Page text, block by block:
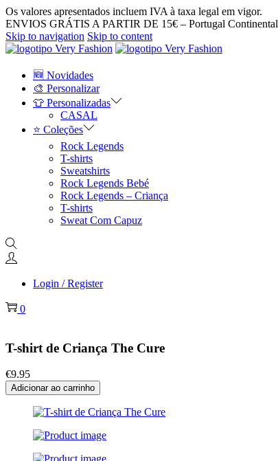
Os valores apresentados incluem IVA à taxa legal em vigor.
ENVIOS GRÁTIS A PARTIR DE 15€ – Portugal Continental
Skip to navigation Skip to content
🆕 Novidades
🎨 Personalizar
👕 Personalizadas
CASAL
⭐ Coleções
Rock Legends
T-shirts
Sweatshirts
Rock Legends Bebé
Rock Legends – Criança
T-shirts
Sweat Com Capuz
Login / Register
0
T-shirt de Criança The Cure
€9.95
Adicionar ao carrinho